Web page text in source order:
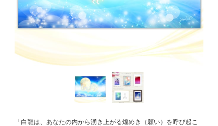
「白龍は、あなたの内から湧き上がる煌めき（願い）を呼び起こ